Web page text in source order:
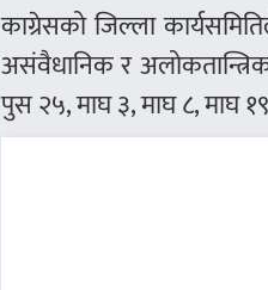
का‌ग्रेसको जिल्ला
असंवैधानिक र
पुस २५, माघ ३, माघ ८, माघ १९